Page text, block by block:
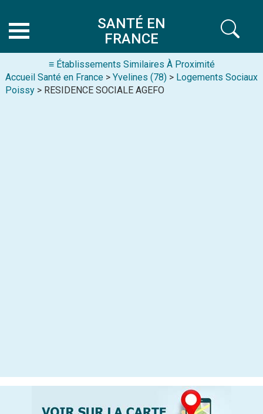
SANTÉ EN
FRANCE
≡ Établissements Similaires À Proximité
Accueil Santé en France > Yvelines (78) > Logements Sociaux
Poissy > RESIDENCE SOCIALE AGEFO